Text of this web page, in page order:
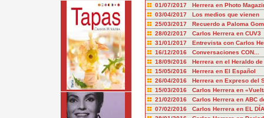
01/07/2017 Herrera en Photo
03/04/2017 Los medios que vienen
25/03/2017 Recuerdo a Paloma
28/02/2017 Carlos Herrera en CUV3
31/01/2017 Entrevista con Carlos
16/12/2016 Conversaciones CON...
18/09/2016 Herrera en el Heraldo de
15/05/2016 Herrera en El Español
26/04/2016 Herrera en Expreso del
15/03/2016 Carlos Herrera en
21/02/2016 Carlos Herrera en ABC
07/02/2016 Carlos Herrera en EL DÍA